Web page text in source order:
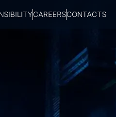
CAREERSCONTACTS